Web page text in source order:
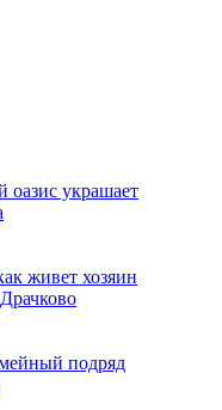
оазис украшает
живет хозяин
подряд